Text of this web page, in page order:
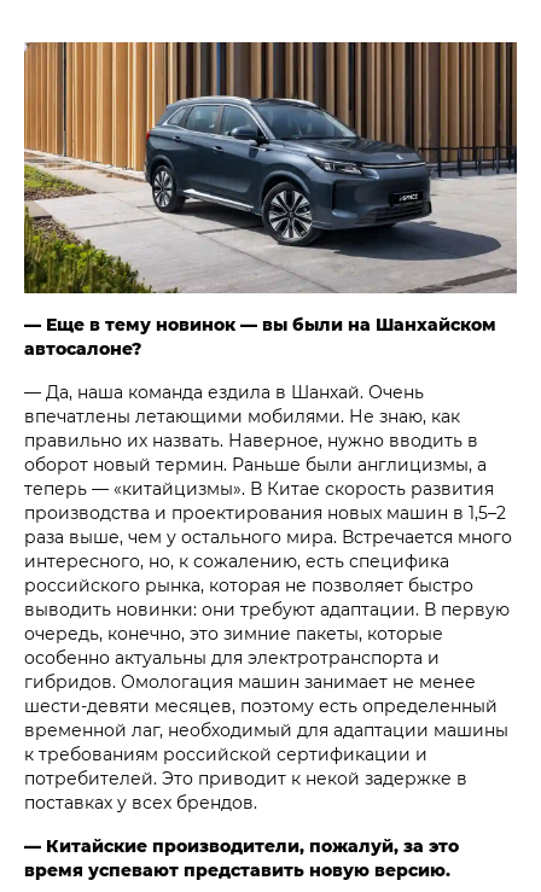
— Еще в тему новинок — вы были на Шанхайском
автосалоне?
— Да, наша команда ездила в Шанхай. Очень
впечатлены летающими мобилями. Не знаю, как
правильно их назвать. Наверное, нужно вводить в
оборот новый термин. Раньше были англицизмы, а
теперь — «китайцизмы». В Китае скорость развития
производства и проектирования новых машин в 1,5–2
раза выше, чем у остального мира. Встречается много
интересного, но, к сожалению, есть специфика
российского рынка, которая не позволяет быстро
выводить новинки: они требуют адаптации. В первую
очередь, конечно, это зимние пакеты, которые
особенно актуальны для электротранспорта и
гибридов. Омологация машин занимает не менее
шести-девяти месяцев, поэтому есть определенный
временной лаг, необходимый для адаптации машины
к требованиям российской сертификации и
потребителей. Это приводит к некой задержке в
поставках у всех брендов.
— Китайские производители, пожалуй, за это
время успевают представить новую версию.